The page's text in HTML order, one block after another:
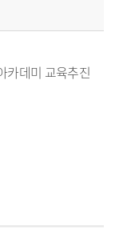
카데미 교육추진